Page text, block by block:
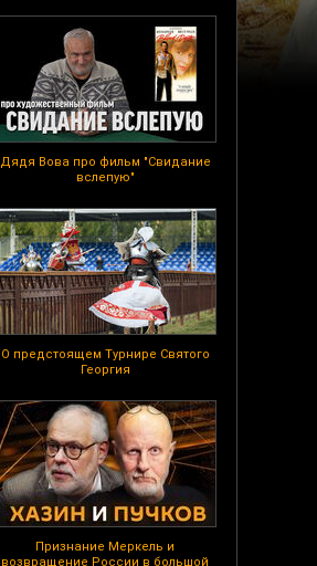
Дядя Вова про фильм "Свидание
вслепую"
О предстоящем Турнире Святого
Георгия
Признание Меркель и
возвращение России в большой